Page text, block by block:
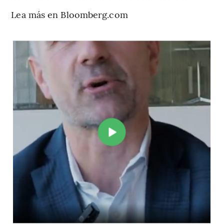
Lea más en Bloomberg.com